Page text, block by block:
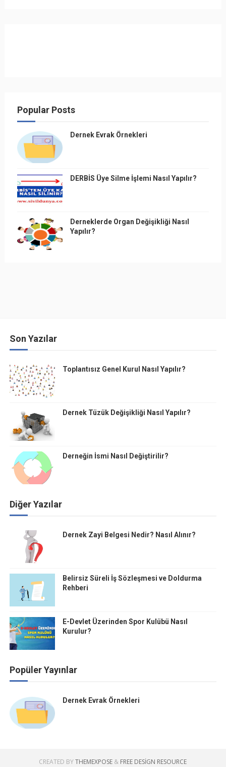
Popular Posts
Dernek Evrak Örnekleri
DERBİS Üye Silme İşlemi Nasıl Yapılır?
Derneklerde Organ Değişikliği Nasıl
Yapılır?
Son Yazılar
Toplantısız Genel Kurul Nasıl Yapılır?
Dernek Tüzük Değişikliği Nasıl Yapılır?
Derneğin İsmi Nasıl Değiştirilir?
Diğer Yazılar
Dernek Zayi Belgesi Nedir? Nasıl Alınır?
Belirsiz Süreli İş Sözleşmesi ve Doldurma
Rehberi
E-Devlet Üzerinden Spor Kulübü Nasıl
Kurulur?
Popüler Yayınlar
Dernek Evrak Örnekleri
CREATED BYTHEMEXPOSE & FREE DESIGN RESOURCE